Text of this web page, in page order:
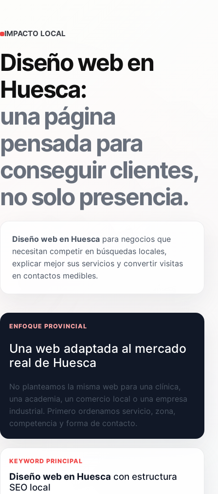
IMPACTO LOCAL
Diseño web en
Huesca:
una página
pensada para
conseguir clientes,
no solo presencia.
Diseño web en Huesca para negocios que
necesitan competir en búsquedas locales,
explicar mejor sus servicios y convertir visitas
en contactos medibles.
ENFOQUE PROVINCIAL
Una web adaptada al mercado
real de Huesca
No planteamos la misma web para una clínica,
una academia, un comercio local o una empresa
industrial. Primero ordenamos servicio, zona,
competencia y forma de contacto.
KEYWORD PRINCIPAL
Diseño web en Huesca con estructura
SEO local